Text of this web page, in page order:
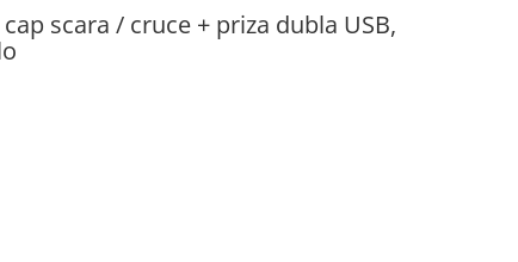
scara / cruce + priza dubla USB,